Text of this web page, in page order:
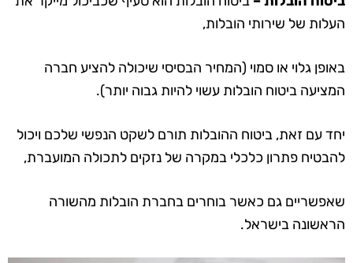
העלות של שירותי הובלות,
באופן גלוי או סמוי (המחיר הבסיסי שיכולה להציע חברה
המציעה ביטוח הובלות עשוי להיות גבוה יותר).
יחד עם זאת, ביטוח ההובלות תורם לשקט הנפשי שלכם ויכול
להבטיח פתרון כלכלי במקרה של נזקים לתכולה המועברת,
שאפשריים גם כאשר בוחרים בחברת הובלות מהשורה
הראשונה בישראל.